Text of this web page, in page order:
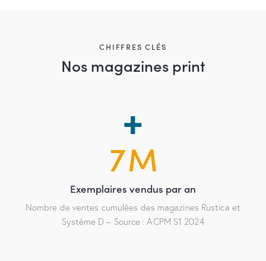
CHIFFRES CLÉS
Nos magazines print
7M
Exemplaires vendus par an
Nombre de ventes cumulées des magazines Rustica et
Système D – Source : ACPM S1 2024